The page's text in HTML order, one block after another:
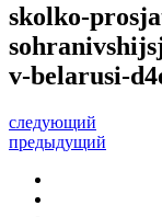
skolko-
v-belarusi-
следующий
предыдущий